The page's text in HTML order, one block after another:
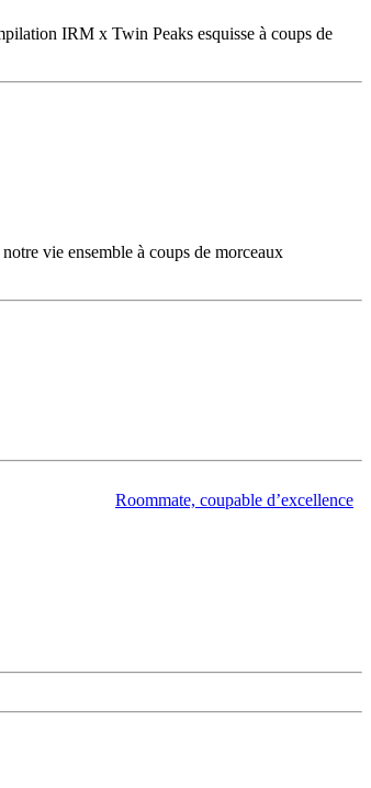
IRM x Twin Peaks esquisse à coups de
vie ensemble à coups de morceaux
Roommate, coupable d’excellence